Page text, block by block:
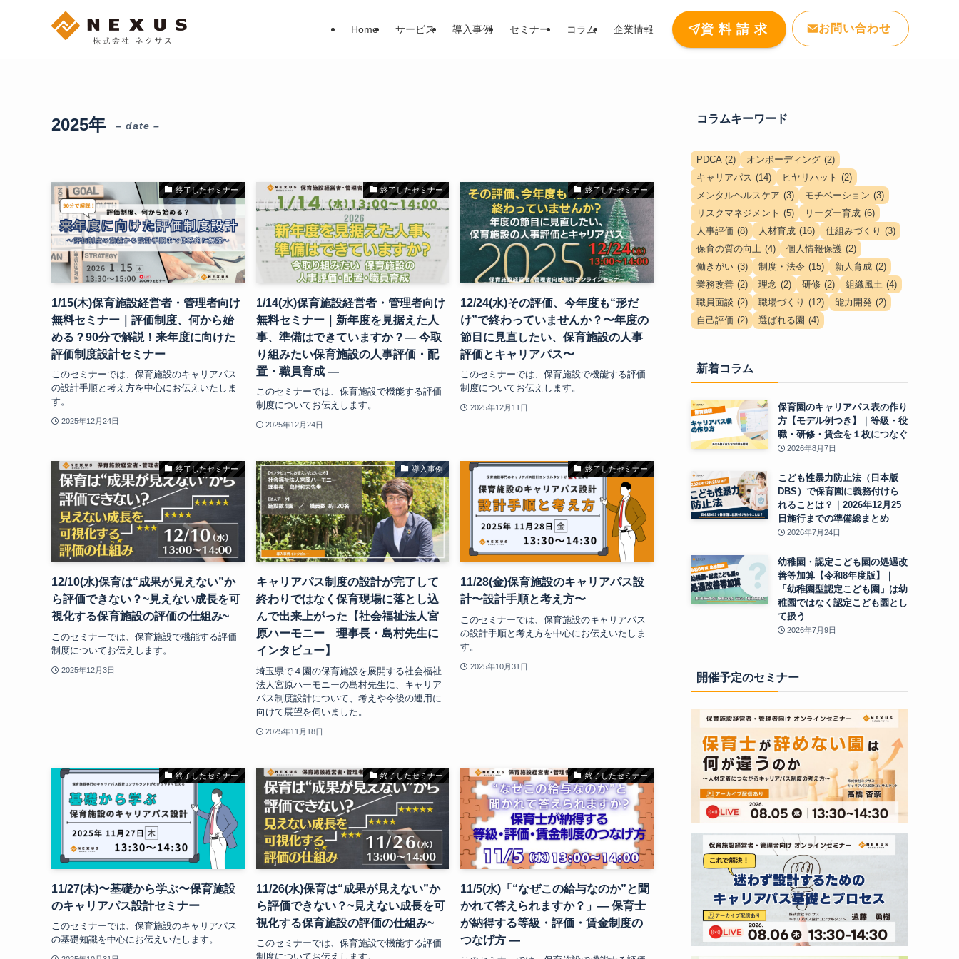
Home サービス 導入事例 セミナー コラム 企業情報 資 料 請 求 お問い合わせ
2025年 – date –
終了したセミナー
1/15(木)保育施設経営者・管理者向け
無料セミナー｜評価制度、何から始
める？90分で解説！来年度に向けた
評価制度設計セミナー
このセミナーでは、保育施設のキャリアパス
の設計手順と考え方を中心にお伝えいたしま
す。
2025年12月24日
終了したセミナー
1/14(水)保育施設経営者・管理者向け
無料セミナー｜新年度を見据えた人
事、準備はできていますか？― 今取
り組みたい保育施設の人事評価・配
置・職員育成 ―
このセミナーでは、保育施設で機能する評価
制度についてお伝えします。
2025年12月24日
終了したセミナー
12/24(水)その評価、今年度も“形だ
け”で終わっていませんか？〜年度の
節目に見直したい、保育施設の人事
評価とキャリアパス〜
このセミナーでは、保育施設で機能する評価
制度についてお伝えします。
2025年12月11日
終了したセミナー
12/10(水)保育は“成果が見えない”か
ら評価できない？~見えない成長を可
視化する保育施設の評価の仕組み~
このセミナーでは、保育施設で機能する評価
制度についてお伝えします。
2025年12月3日
導入事例
キャリアパス制度の設計が完了して
終わりではなく保育現場に落とし込
んで出来上がった【社会福祉法人宮
原ハーモニー 理事長・島村先生に
インタビュー】
埼玉県で４園の保育施設を展開する社会福祉
法人宮原ハーモニーの島村先生に、キャリア
パス制度設計について、考えや今後の運用に
向けて展望を伺いました。
2025年11月18日
終了したセミナー
11/28(金)保育施設のキャリアパス設
計〜設計手順と考え方〜
このセミナーでは、保育施設のキャリアパス
の設計手順と考え方を中心にお伝えいたしま
す。
2025年10月31日
終了したセミナー
11/27(木)〜基礎から学ぶ〜保育施設
のキャリアパス設計セミナー
このセミナーでは、保育施設のキャリアパス
の基礎知識を中心にお伝えいたします。
終了したセミナー
11/26(水)保育は“成果が見えない”か
ら評価できない？~見えない成長を可
視化する保育施設の評価の仕組み~
このセミナーでは、保育施設で機能する評価
制度についてお伝えします。
終了したセミナー
11/5(水)「“なぜこの給与なのか”と聞
かれて答えられますか？」― 保育士
が納得する等級・評価・賃金制度の
つなげ方 ―
コラムキーワード
PDCA (2) オンボーディング (2)
キャリアパス (14) ヒヤリハット (2)
メンタルヘルスケア (3) モチベーション (3)
リスクマネジメント (5) リーダー育成 (6)
人事評価 (8) 人材育成 (16) 仕組みづくり (3)
保育の質の向上 (4) 個人情報保護 (2)
働きがい (3) 制度・法令 (15) 新人育成 (2)
業務改善 (2) 理念 (2) 研修 (2) 組織風土 (4)
職員面談 (2) 職場づくり (12) 能力開発 (2)
自己評価 (2) 選ばれる園 (4)
新着コラム
保育園のキャリアパス表の作り
方【モデル例つき】｜等級・役
職・研修・賃金を１枚につなぐ
2026年8月7日
こども性暴力防止法（日本版
DBS）で保育園に義務付けら
れることは？｜2026年12月25
日施行までの準備総まとめ
2026年7月24日
幼稚園・認定こども園の処遇改
善等加算【令和8年度版】｜
「幼稚園型認定こども園」は幼
稚園ではなく認定こども園とし
て扱う
2026年7月9日
開催予定のセミナー